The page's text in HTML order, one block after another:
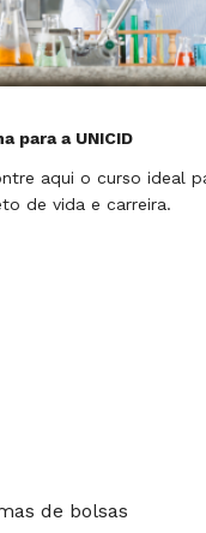
para a UNICID
aqui o curso ideal
de vida e carreira.
de bolsas